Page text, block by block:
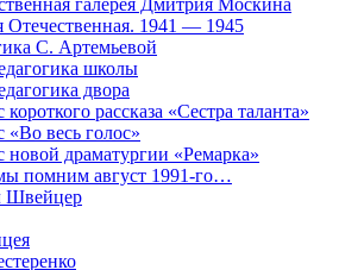
галерея Дмитрия Москина
Отечественная. 1941 — 1945
С. Артемьевой
школы
двора
рассказа «Сестра таланта»
«Во весь голос»
новой драматургии «Ремарка»
помним август 1991-го…
Швейцер